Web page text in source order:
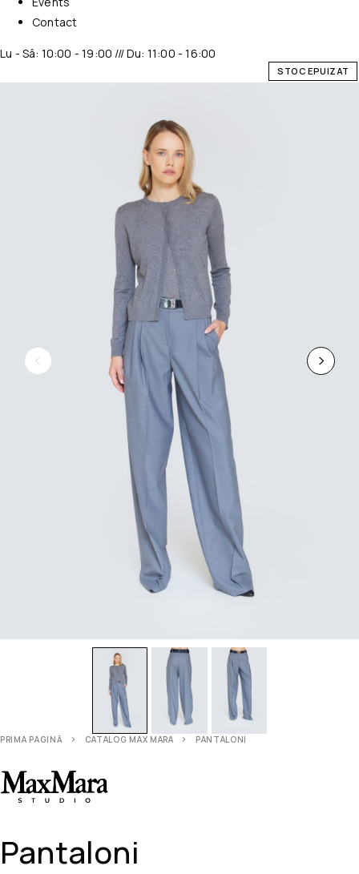
Contact
Lu - Sâ: 10:00 - 19:00 /// Du: 11:00 - 16:00
STOC EPUIZAT
PRIMA PAGINĂ CATALOG MAX MARA PANTALONI
Pantaloni